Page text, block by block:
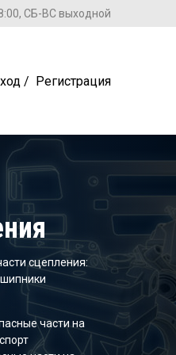
СБ-ВС выходной
/ Регистрация
тормозные
тормозные
части на
части на
сцепления:
части на